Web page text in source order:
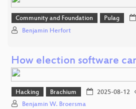
Community and Foundation Pulag
Benjamin Herfort
How election software
Hacking Brachium 2025-08-12
Benjamin W. Broersma